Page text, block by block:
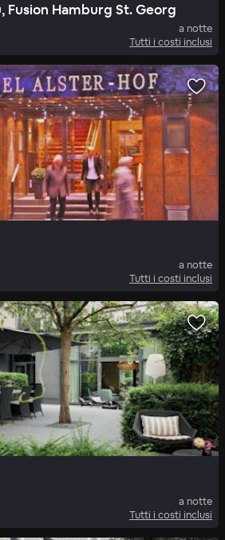
Fusion Hamburg St. Georg
a notte
Tutti i costi inclusi
a notte
Tutti i costi inclusi
a notte
Tutti i costi inclusi